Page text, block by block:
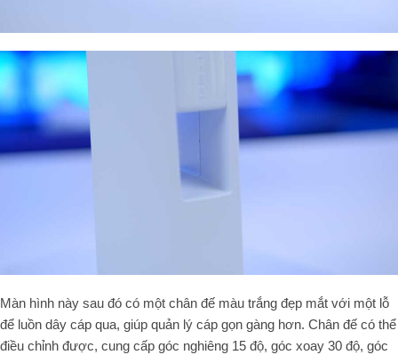
Màn hình này sau đó có một chân đế màu trắng đẹp mắt với một lỗ
để luồn dây cáp qua, giúp quản lý cáp gọn gàng hơn. Chân đế có thể
điều chỉnh được, cung cấp góc nghiêng 15 độ, góc xoay 30 độ, góc